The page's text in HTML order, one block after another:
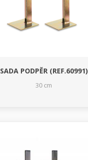
SADA PODPĚR (REF.60991)
30 cm